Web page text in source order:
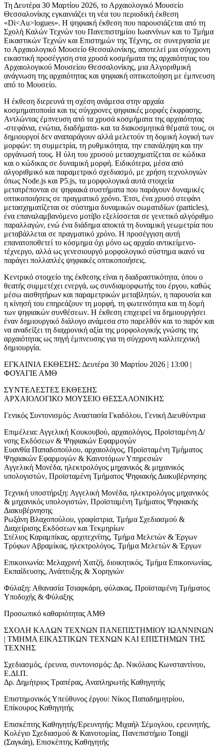
Τη Δευτέρα 30 Μαρτίου 2026, το Αρχαιολογικό Μουσείο
Θεσσαλονίκης εγκαινιάζει τη νέα του περιοδική έκθεση
«Di<Au>logues». Η ψηφιακή έκθεση που παρουσιάζεται από τη
Σχολή Καλών Τεχνών του Πανεπιστημίου Ιωαννίνων και το Τμήμα
Εικαστικών Τεχνών και Επιστημών της Τέχνης, σε συνεργασία με
το Αρχαιολογικό Μουσείο Θεσσαλονίκης, αποτελεί μια σύγχρονη
εικαστική προσέγγιση στα χρυσά κοσμήματα της αρχαιότητας του
Αρχαιολογικού Μουσείου Θεσσαλονίκης, μια Αλγοριθμική
ανάγνωση της αρχαιότητας και ψηφιακή οπτικοποίηση με έμπνευση
από το Μουσείο.
Η έκθεση διερευνά τη σχέση ανάμεσα στην αρχαία
κοσμηματοποιία και τις σύγχρονες ψηφιακές μορφές έκφρασης.
Αντλώντας έμπνευση από τα χρυσά κοσμήματα της αρχαιότητας
-στεφάνια, ενώτια, διαδήματα- και τα διακοσμητικά θέματά τους, οι
δημιουργοί δεν αναπαράγουν αλλά μελετούν τη δομική λογική των
μορφών: τη συμμετρία, τη ρυθμικότητα, την επανάληψη και την
οργάνωσή τους. Η ύλη του χρυσού μετασχηματίζεται σε κώδικα
και ο κώδικας σε δυναμική μορφή. Ειδικότερα, μέσα από
αλγοριθμικό και παραμετρικό σχεδιασμό, με χρήση τεχνολογιών
όπως Node.js και P5.js, τα μορφολογικά αυτά στοιχεία
μετατρέπονται σε ψηφιακά συστήματα που παράγουν δυναμικές
οπτικοποιήσεις σε πραγματικό χρόνο. Έτσι, ένα χρυσό στεφάνι
μετασχηματίζεται σε σύστημα δυναμικών σωματιδίων (particles),
ένα επαναλαμβανόμενο μοτίβο εξελίσσεται σε γενετικό αλγόριθμο
παραλλαγών, ενώ ένα διάδημα αποκτά τη δυναμική γεωμετρία που
μεταβάλλεται σε πραγματικό χρόνο. Η προσέγγιση αυτή
επανατοποθετεί το κόσμημα όχι μόνο ως αρχαίο αντικείμενο-
τέχνεργο, αλλά ως γενεσιουργό μορφολογικό σύστημα ικανό να
παράγει πολλαπλές ψηφιακές οπτικοποιήσεις.
Κεντρικό στοιχείο της έκθεσης είναι η διαδραστικότητα, όπου ο
θεατής συμμετέχει ενεργά, ως συνδιαμορφωτής του έργου, καθώς
μέσω αισθητήρων και παραμετρικών μεταβλητών, η παρουσία και
η κίνησή του επηρεάζουν τη μορφή, τη φωτεινότητα και τη δομή
των ψηφιακών συνθέσεων. Η έκθεση επιχειρεί να δημιουργήσει
έναν δημιουργικό διάλογο ανάμεσα στο παρελθόν και το παρόν και
να αναδείξει τη διαχρονική αξία της μορφολογικής γνώσης της
αρχαιότητας ως πηγή έμπνευσης για τη σύγχρονη καλλιτεχνική
δημιουργία.
ΕΓΚΑΙΝΙΑ ΕΚΘΕΣΗΣ: Δευτέρα 30 Μαρτίου 2026 | 13:00 |
ΦΟΥΑΓΙΕ ΑΜΘ
ΣΥΝΤΕΛΕΣΤΕΣ ΕΚΘΕΣΗΣ
ΑΡΧΑΙΟΛΟΓΙΚΟ ΜΟΥΣΕΙΟ ΘΕΣΣΑΛΟΝΙΚΗΣ
Γενικός Συντονισμός: Αναστασία Γκαδόλου, Γενική Διευθύντρια
Επιμέλεια: Αγγελική Κουκουβού, αρχαιολόγος, Προϊσταμένη Δ/
νσης Εκδόσεων & Ψηφιακών Εφαρμογών
Ευανθία Παπαδοπούλου, αρχαιολόγος, Προϊσταμένη Τμήματος
Ψηφιακών Εφαρμογών & Καινοτόμων Υπηρεσιών
Αγγελική Μονέδα, ηλεκτρολόγος μηχανικός & μηχανικός
υπολογιστών, Προϊσταμένη Τμήματος Ψηφιακής Διακυβέρνησης
Τεχνική υποστήριξη: Αγγελική Μονέδα, ηλεκτρολόγος μηχανικός
& μηχανικός υπολογιστών, Προϊσταμένη Τμήματος Ψηφιακής
Διακυβέρνησης
Ρωξάνη Βλαχοπούλου, γραφίστρια, Τμήμα Σχεδιασμού &
Διαχείρισης Εκδόσεων και Τεκμηρίων
Στέλιος Καραμπίκας, αρχιτεχνίτης, Τμήμα Μελετών & Έργων
Τρύφων Αβραμίκας, ηλεκτρολόγος, Τμήμα Μελετών & Έργων
Επικοινωνία: Μελαχρινή Χατζή, διοικητικός, Τμήμα Επικοινωνίας,
Εκπαίδευσης, Ανάπτυξης & Χορηγιών
Φύλαξη: Αθανασία Τσιαφκάρη, φύλακας, Προϊσταμένη Τμήματος
Υποδοχής & Φύλαξης
Προσωπικό καθαριότητας ΑΜΘ
ΣΧΟΛΗ ΚΑΛΩΝ ΤΕΧΝΩΝ ΠΑΝΕΠΙΣΤΗΜΙΟΥ ΙΩΑΝΝΙΝΩΝ
| ΤΜΗΜΑ ΕΙΚΑΣΤΙΚΩΝ ΤΕΧΝΩΝ ΚΑΙ ΕΠΙΣΤΗΜΩΝ ΤΗΣ
ΤΕΧΝΗΣ
Σχεδιασμός, έρευνα, συντονισμός: Δρ. Νικόλαος Κωνσταντίνου,
Ε.ΔΙ.Π.
Δρ. Δημήτριος Τραπέρας, Αναπληρωτής Καθηγητής
Επιστημονικός Υπεύθυνος έργου: Νίκος Παπαδημητρίου,
Επίκουρος Καθηγητής
Επισκέπτης Καθηγητής/Ερευνητής: Μιχαήλ Σέμογλου, ερευνητής,
Κολέγιο Σχεδιασμού & Καινοτομίας, Πανεπιστήμιο Tongji
(Σαγκάη), Επισκέπτης Καθηγητής